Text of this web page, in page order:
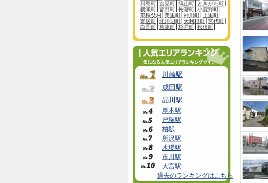
川島町 吉見町 鳩山町
ときがわ町
横瀬町 皆野町 長瀞町 小鹿野町
東秩父村 美里町 神川町
上里町
寄居町 北川辺町 大利根町 宮代町
白岡町 菖蒲町 杉戸町 松伏町
川崎駅
成田駅
品川駅
厚木駅
戸塚駅
柏駅
所沢駅
木場駅
市川駅
大宮駅
過去のランキングはこちら